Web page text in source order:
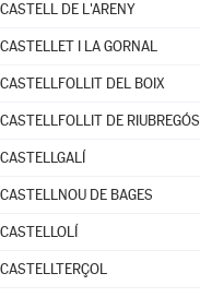
CASTELL DE L'ARENY
CASTELLET I LA GORNAL
CASTELLFOLLIT DEL BOIX
CASTELLFOLLIT DE RIUBREGÓS
CASTELLGALÍ
CASTELLNOU DE BAGES
CASTELLOLÍ
CASTELLTERÇOL